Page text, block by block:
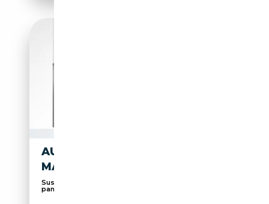
AUDI Q8 50 TDI S LINE AHK
MATRIX B&O HUD 360° PANO
Suspension pneumatique, 360° caméra, Toit
panorami...